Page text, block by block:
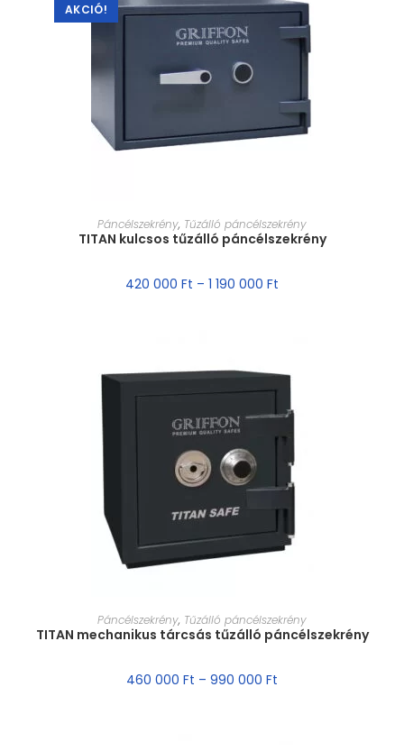
AKCIÓ!
MÉRET VÁLASZTÁSA
Páncélszekrény, Tűzálló páncélszekrény
TITAN kulcsos tűzálló páncélszekrény
420 000 Ft – 1 190 000 Ft
MÉRET VÁLASZTÁSA
Páncélszekrény, Tűzálló páncélszekrény
TITAN mechanikus tárcsás tűzálló páncélszekrény
460 000 Ft – 990 000 Ft